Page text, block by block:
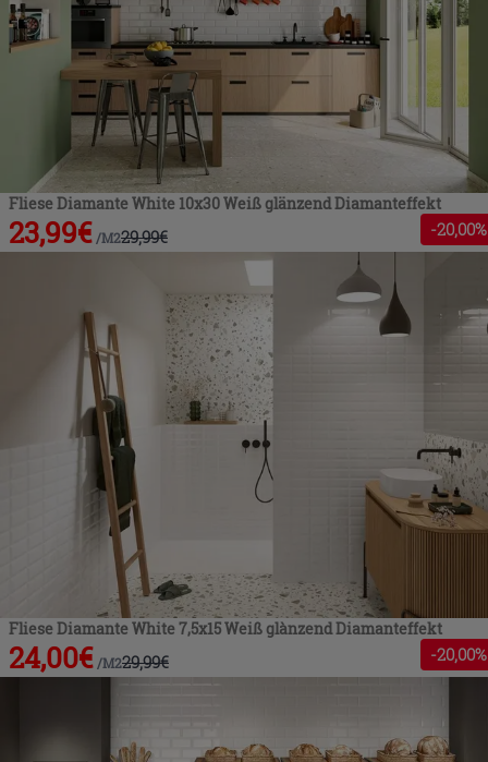
Fliese Diamante White 10x30 Weiß glänzend Diamanteffekt
23,99€ /M229,99€ -20,00%
Fliese Diamante White 7,5x15 Weiß glànzend Diamanteffekt
24,00€ /M229,99€ -20,00%